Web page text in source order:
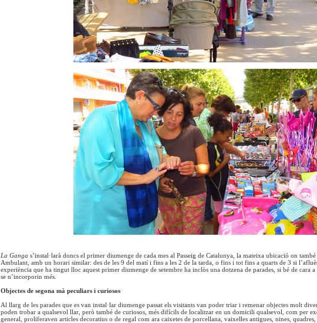
La Ganga s’instal·larà doncs el primer diumenge de cada mes al Passeig de Catalunya, la mateixa ubicació on
Ambulant, amb un horari similar: des de les 9 del matí i fins a les 2 de la tarda, o fins i tot fins a quarts de 3 si
experiència que ha tingut lloc aquest primer diumenge de setembre ha inclòs una dotzena de parades, si bé de cara a
se n’incorporin més.
Objectes de segona mà peculiars i curiosos
Al llarg de les parades que es van instal·lar diumenge passat els visitants van poder triar i remenar objectes molt
poden trobar a qualsevol llar, però també de curiosos, més difícils de localitzar en un domicili qualsevol, com per
general, proliferaven articles decoratius o de regal com ara caixetes de porcellana, vaixelles antigues, nines,